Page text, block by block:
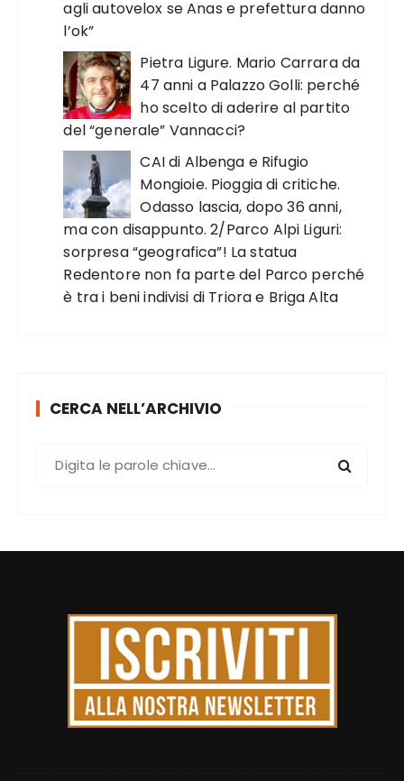
agli autovelox se Anas e prefettura danno
l’ok”
Pietra Ligure. Mario Carrara da
47 anni a Palazzo Golli: perché
ho scelto di aderire al partito
del “generale” Vannacci?
CAI di Albenga e Rifugio
Mongioie. Pioggia di critiche.
Odasso lascia, dopo 36 anni,
ma con disappunto. 2/Parco Alpi Liguri:
sorpresa “geografica”! La statua
Redentore non fa parte del Parco perché
è tra i beni indivisi di Triora e Briga Alta
CERCA NELL’ARCHIVIO